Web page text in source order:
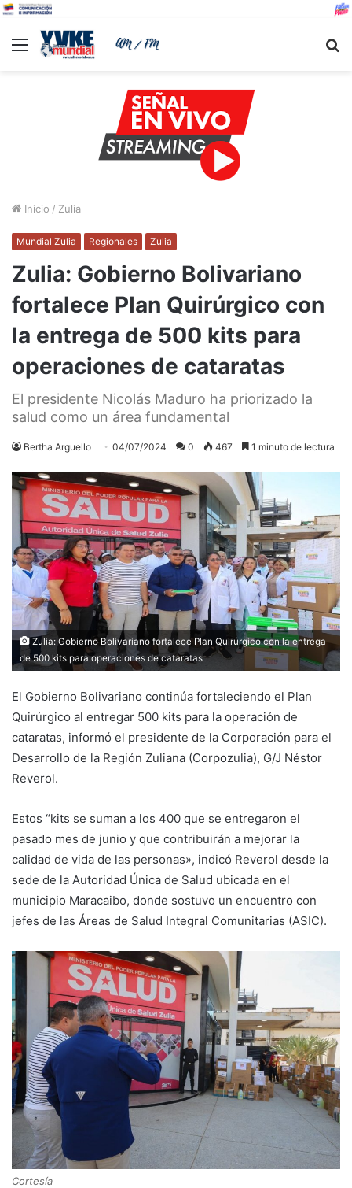
Menu
Inicio / Zulia
Mundial Zulia Regionales Zulia
Zulia: Gobierno Bolivariano
fortalece Plan Quirúrgico con
la entrega de 500 kits para
operaciones de cataratas
El presidente Nicolás Maduro ha priorizado la
salud como un área fundamental
Bertha Arguello 04/07/2024 0 467 1 minuto de lectura
Zulia: Gobierno Bolivariano fortalece Plan Quirúrgico con la entrega
de 500 kits para operaciones de cataratas
El Gobierno Bolivariano continúa fortaleciendo el Plan
Quirúrgico al entregar 500 kits para la operación de
cataratas, informó el presidente de la Corporación para el
Desarrollo de la Región Zuliana (Corpozulia), G/J Néstor
Reverol.
Estos “kits se suman a los 400 que se entregaron el
pasado mes de junio y que contribuirán a mejorar la
calidad de vida de las personas», indicó Reverol desde la
sede de la Autoridad Única de Salud ubicada en el
municipio Maracaibo, donde sostuvo un encuentro con
jefes de las Áreas de Salud Integral Comunitarias (ASIC).
Cortesía